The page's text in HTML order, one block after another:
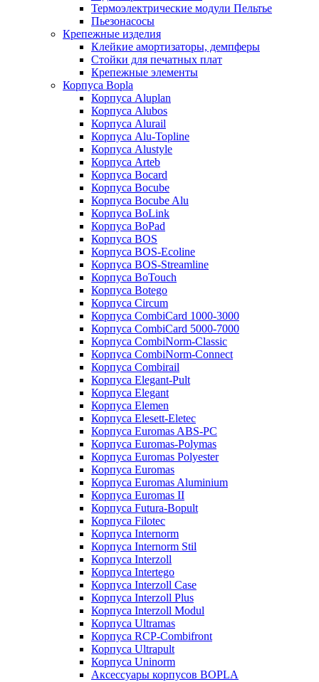
Термоэлектрические модули Пельтье
Пьезонасосы
Крепежные изделия
Клейкие амортизаторы, демпферы
Стойки для печатных плат
Крепежные элементы
Корпуса Bopla
Корпуса Aluplan
Корпуса Alubos
Корпуса Alurail
Корпуса Alu-Topline
Корпуса Alustyle
Корпуса Arteb
Корпуса Bocard
Корпуса Bocube
Корпуса Bocube Alu
Корпуса BoLink
Корпуса BoPad
Корпуса BOS
Корпуса BOS-Ecoline
Корпуса BOS-Streamline
Корпуса BoTouch
Корпуса Botego
Корпуса Circum
Корпуса CombiCard 1000-3000
Корпуса CombiCard 5000-7000
Корпуса CombiNorm-Classic
Корпуса CombiNorm-Connect
Корпуса Combirail
Корпуса Elegant-Pult
Корпуса Elegant
Корпуса Elemen
Корпуса Elesett-Eletec
Корпуса Euromas ABS-PC
Корпуса Euromas-Polymas
Корпуса Euromas Polyester
Корпуса Euromas
Корпуса Euromas Aluminium
Корпуса Euromas II
Корпуса Futura-Bopult
Корпуса Filotec
Корпуса Internorm
Корпуса Internorm Stil
Корпуса Interzoll
Корпуса Intertego
Корпуса Interzoll Case
Корпуса Interzoll Plus
Корпуса Interzoll Modul
Корпуса Ultramas
Корпуса RCP-Combifront
Корпуса Ultrapult
Корпуса Uninorm
Аксессуары корпусов BOPLA